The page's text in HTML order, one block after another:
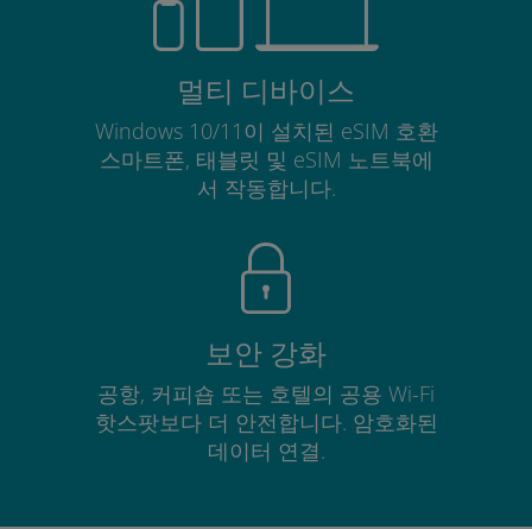
멀티 디바이스
Windows 10/11이 설치된 eSIM 호환
스마트폰, 태블릿 및 eSIM 노트북에
서 작동합니다.
보안 강화
공항, 커피숍 또는 호텔의 공용 Wi-Fi
핫스팟보다 더 안전합니다. 암호화된
데이터 연결.